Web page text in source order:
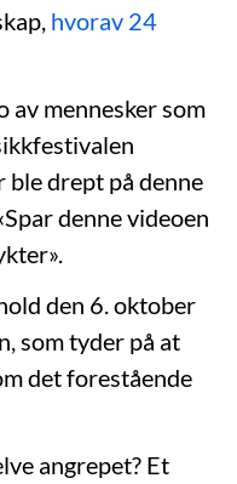
hvorav 24
av mennesker som
ble drept på denne
denne videoen
den 6. oktober
som tyder på at
det forestående
angrepet? Et